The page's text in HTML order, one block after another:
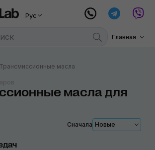
Рус
Главная
Трансмиссионные масла
масла для
Сначала Новые